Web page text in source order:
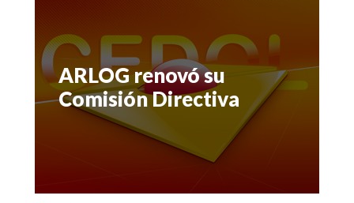
ARLOG renovó su
Comisión Directiva